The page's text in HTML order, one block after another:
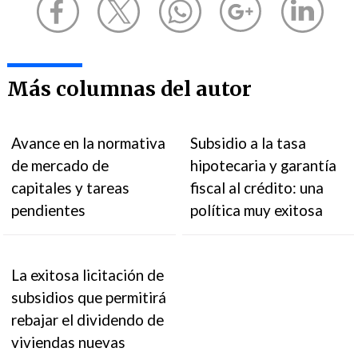
Más columnas del autor
Avance en la normativa
de mercado de
capitales y tareas
pendientes
Subsidio a la tasa
hipotecaria y garantía
fiscal al crédito: una
política muy exitosa
La exitosa licitación de
subsidios que permitirá
rebajar el dividendo de
viviendas nuevas